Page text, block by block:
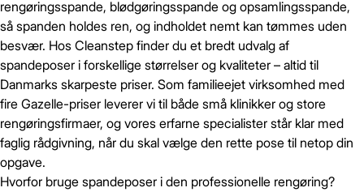
rengøringsspande, blødgøringsspande og opsamlingsspande,
så spanden holdes ren, og indholdet nemt kan tømmes uden
besvær. Hos Cleanstep finder du et bredt udvalg af
spandeposer i forskellige størrelser og kvaliteter – altid til
Danmarks skarpeste priser. Som familieejet virksomhed med
fire Gazelle-priser leverer vi til både små klinikker og store
rengøringsfirmaer, og vores erfarne specialister står klar med
faglig rådgivning, når du skal vælge den rette pose til netop din
opgave.
Hvorfor bruge spandeposer i den professionelle rengøring?